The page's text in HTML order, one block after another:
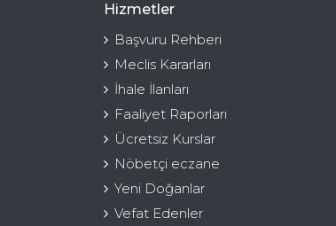
Hizmetler
Başvuru Rehberi
Meclis Kararları
İhale İlanları
Faaliyet Raporları
Ücretsiz Kurslar
Nöbetçi eczane
Yeni Doğanlar
Vefat Edenler